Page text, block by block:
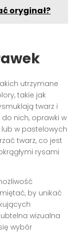
oryginał?
utrzymane
takie jak
twarz i
do nich, oprawki w
w pastelowych
twarz, co jest
rysami
by unikać
wizualna
wybór